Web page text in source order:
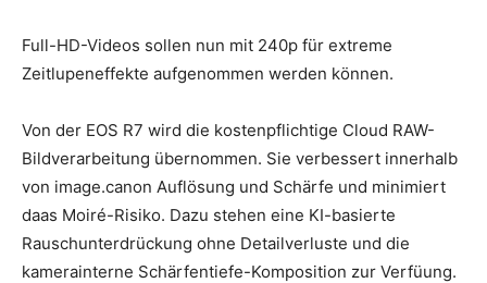
Full-HD-Videos sollen nun mit 240p für extreme
Zeitlupeneffekte aufgenommen werden können.
Von der EOS R7 wird die kostenpflichtige Cloud RAW-
Bildverarbeitung übernommen. Sie verbessert innerhalb
von image.canon Auflösung und Schärfe und minimiert
daas Moiré-Risiko. Dazu stehen eine KI-basierte
Rauschunterdrückung ohne Detailverluste und die
kamerainterne Schärfentiefe-Komposition zur Verfüung.